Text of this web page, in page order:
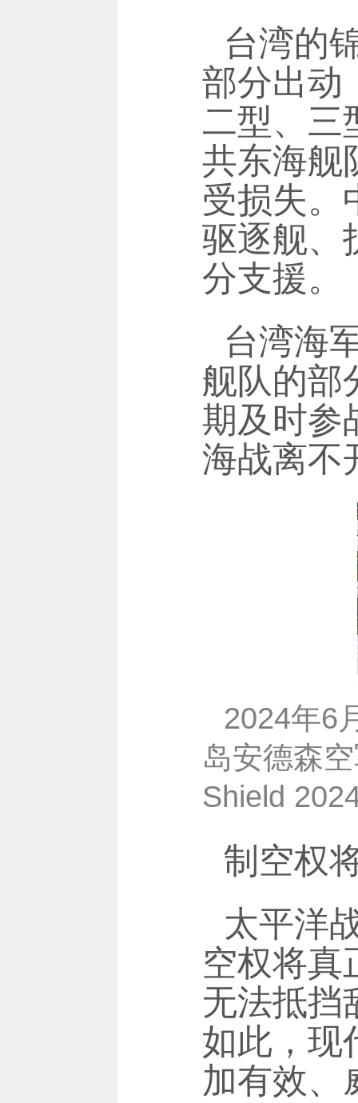
台湾的
部分出动
二型、三
共东海舰
受损失。
驱逐舰、
分支援。
台湾海
舰队的部
期及时参
海战离不
2024年6
岛安德森
Shield
制空权
太平洋
空权将真
无法抵挡
如此，现
加有效、